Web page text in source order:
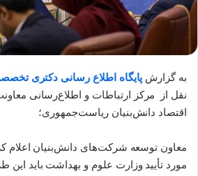
به گزارش پایگاه اطلاع رسانی دکتری
نقل از مرکز ارتباطات و اطلاع‌رسانی
اقتصاد دانش‌بنیان ریاست‌جمهوری؛
معاون توسعه شرکت‌های دانش‌بنیان اعلام
مورد تأیید وزارت علوم و بهداشت باید این